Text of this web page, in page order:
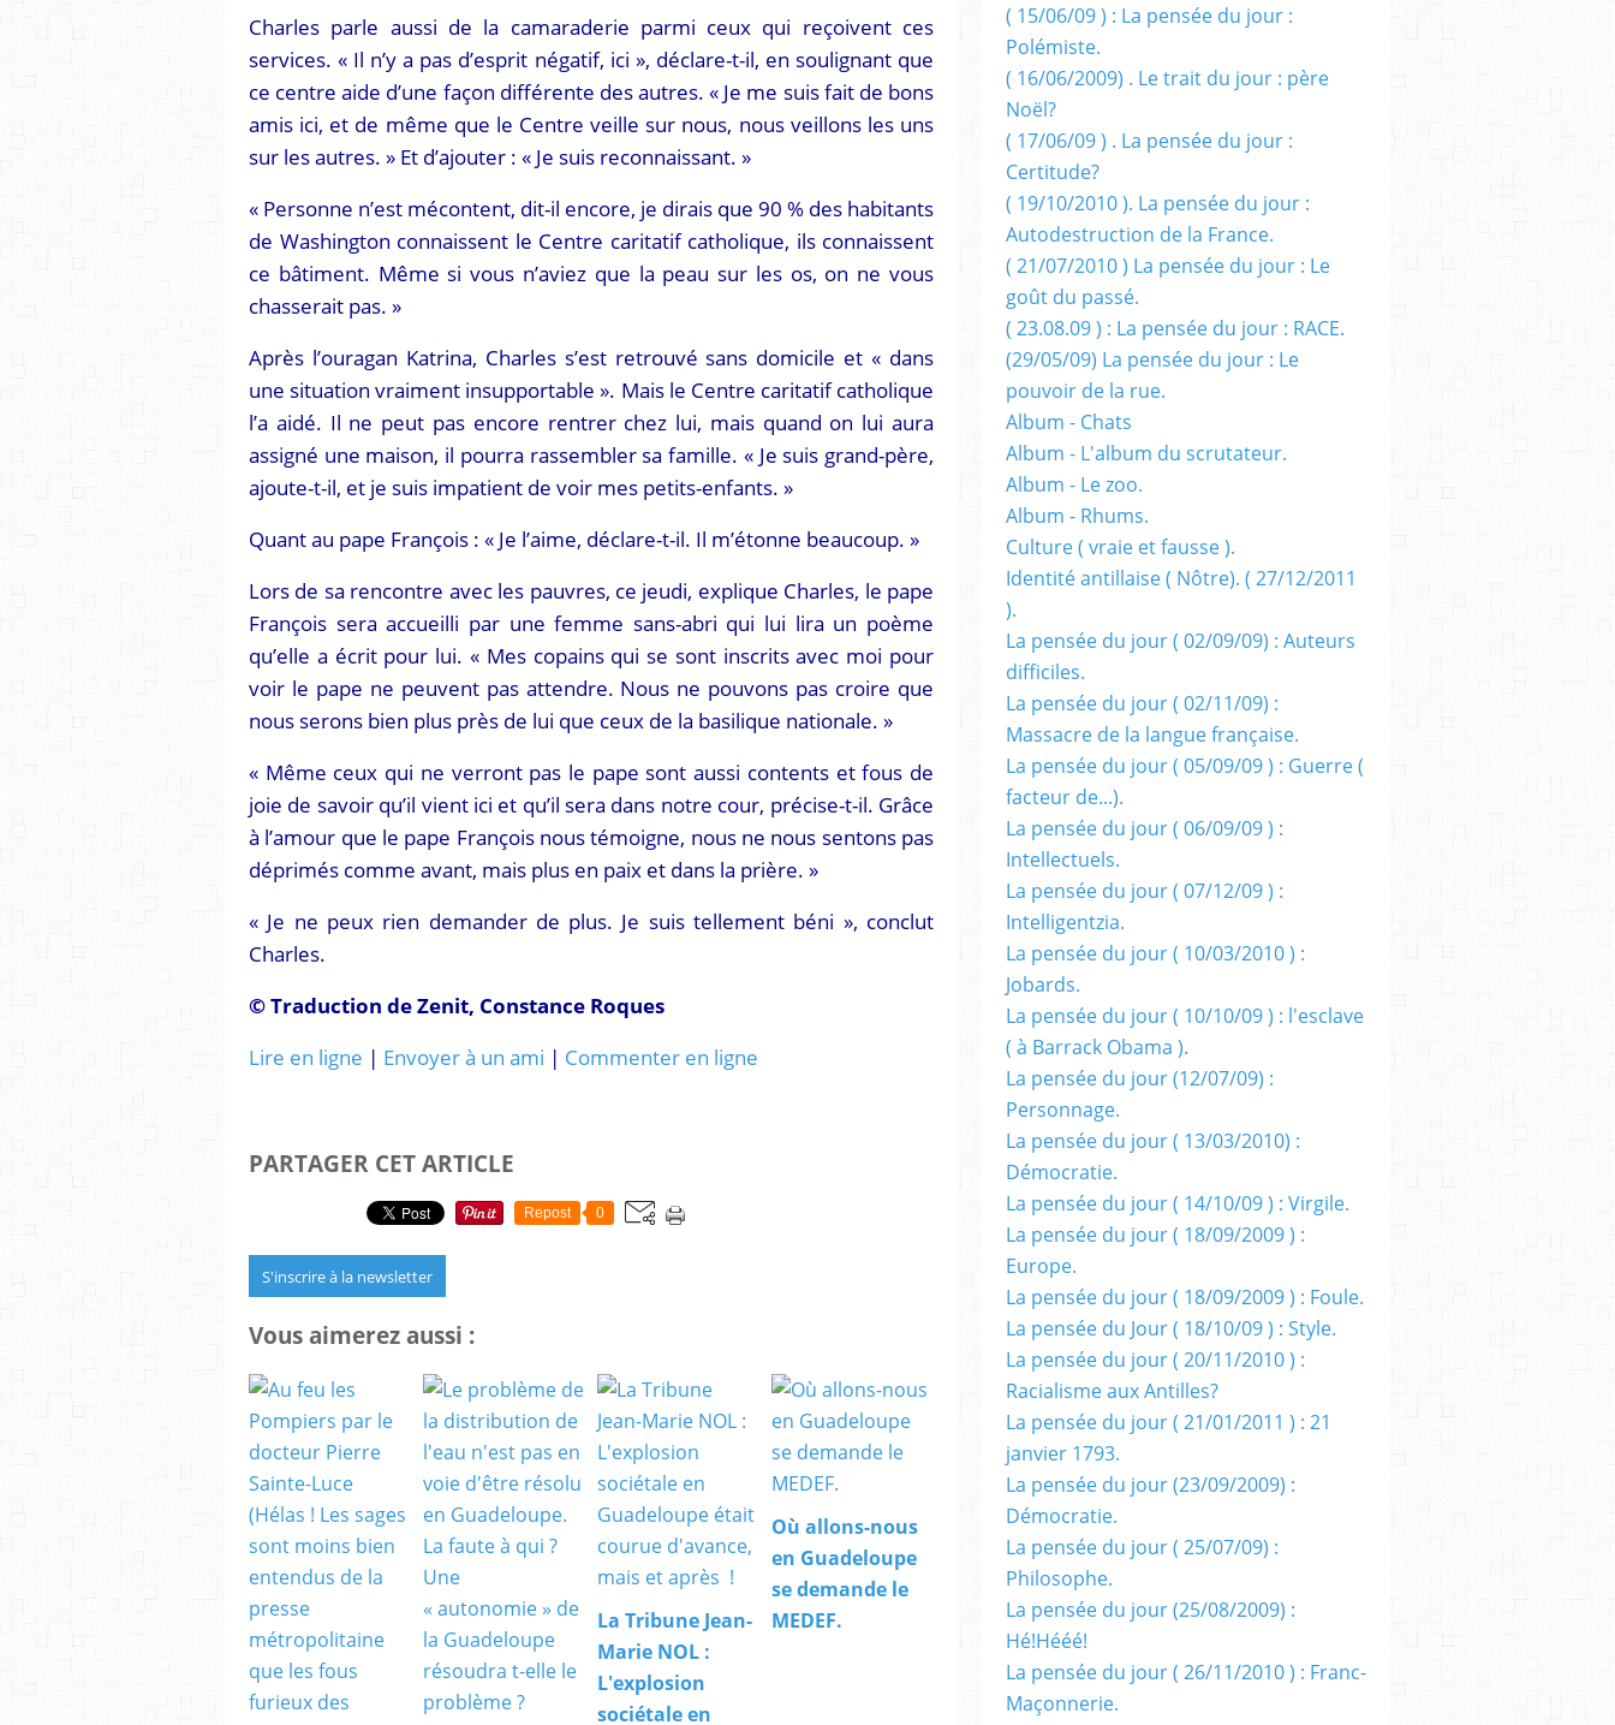
Charles parle aussi de la camaraderie parmi ceux qui reçoivent ces
services. « Il n’y a pas d’esprit négatif, ici », déclare-t-il, en soulignant que
ce centre aide d’une façon différente des autres. « Je me suis fait de bons
amis ici, et de même que le Centre veille sur nous, nous veillons les uns
sur les autres. » Et d’ajouter : « Je suis reconnaissant. »
« Personne n’est mécontent, dit-il encore, je dirais que 90 % des habitants
de Washington connaissent le Centre caritatif catholique, ils connaissent
ce bâtiment. Même si vous n’aviez que la peau sur les os, on ne vous
chasserait pas. »
Après l’ouragan Katrina, Charles s’est retrouvé sans domicile et « dans
une situation vraiment insupportable ». Mais le Centre caritatif catholique
l’a aidé. Il ne peut pas encore rentrer chez lui, mais quand on lui aura
assigné une maison, il pourra rassembler sa famille. « Je suis grand-père,
ajoute-t-il, et je suis impatient de voir mes petits-enfants. »
Quant au pape François : « Je l’aime, déclare-t-il. Il m’étonne beaucoup. »
Lors de sa rencontre avec les pauvres, ce jeudi, explique Charles, le pape
François sera accueilli par une femme sans-abri qui lui lira un poème
qu’elle a écrit pour lui. « Mes copains qui se sont inscrits avec moi pour
voir le pape ne peuvent pas attendre. Nous ne pouvons pas croire que
nous serons bien plus près de lui que ceux de la basilique nationale. »
« Même ceux qui ne verront pas le pape sont aussi contents et fous de
joie de savoir qu’il vient ici et qu’il sera dans notre cour, précise-t-il. Grâce
à l’amour que le pape François nous témoigne, nous ne nous sentons pas
déprimés comme avant, mais plus en paix et dans la prière. »
« Je ne peux rien demander de plus. Je suis tellement béni », conclut
Charles.
© Traduction de Zenit, Constance Roques
Lire en ligne | Envoyer à un ami | Commenter en ligne
PARTAGER CET ARTICLE
Repost 0
S'inscrire à la newsletter
Vous aimerez aussi :
La Tribune Jean-
Marie NOL :
L'explosion
sociétale en
Où allons-nous
en Guadeloupe
se demande le
MEDEF.
( 15/06/09 ) : La pensée du jour :
Polémiste.
( 16/06/2009) . Le trait du jour : père
Noël?
( 17/06/09 ) . La pensée du jour :
Certitude?
( 19/10/2010 ). La pensée du jour :
Autodestruction de la France.
( 21/07/2010 ) La pensée du jour : Le
goût du passé.
( 23.08.09 ) : La pensée du jour : RACE.
(29/05/09) La pensée du jour : Le
pouvoir de la rue.
Album - Chats
Album - L'album du scrutateur.
Album - Le zoo.
Album - Rhums.
Culture ( vraie et fausse ).
Identité antillaise ( Nôtre). ( 27/12/2011
).
La pensée du jour ( 02/09/09) : Auteurs
difficiles.
La pensée du jour ( 02/11/09) :
Massacre de la langue française.
La pensée du jour ( 05/09/09 ) : Guerre (
facteur de...).
La pensée du jour ( 06/09/09 ) :
Intellectuels.
La pensée du jour ( 07/12/09 ) :
Intelligentzia.
La pensée du jour ( 10/03/2010 ) :
Jobards.
La pensée du jour ( 10/10/09 ) : l'esclave
( à Barrack Obama ).
La pensée du jour (12/07/09) :
Personnage.
La pensée du jour ( 13/03/2010) :
Démocratie.
La pensée du jour ( 14/10/09 ) : Virgile.
La pensée du jour ( 18/09/2009 ) :
Europe.
La pensée du jour ( 18/09/2009 ) : Foule.
La pensée du Jour ( 18/10/09 ) : Style.
La pensée du jour ( 20/11/2010 ) :
Racialisme aux Antilles?
La pensée du jour ( 21/01/2011 ) : 21
janvier 1793.
La pensée du jour (23/09/2009) :
Démocratie.
La pensée du jour ( 25/07/09) :
Philosophe.
La pensée du jour (25/08/2009) :
Hé!Hééé!
La pensée du jour ( 26/11/2010 ) : Franc-
Maçonnerie.